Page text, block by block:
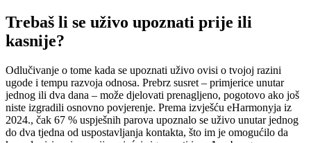
Trebaš li se uživo upoznati prije ili
kasnije?
Odlučivanje o tome kada se upoznati uživo ovisi o tvojoj razini
ugode i tempu razvoja odnosa. Prebrz susret – primjerice unutar
jednog ili dva dana – može djelovati prenagljeno, pogotovo ako još
niste izgradili osnovno povjerenje. Prema izvješću eHarmonyja iz
2024., čak 67 % uspješnih parova upoznalo se uživo unutar jednog
do dva tjedna od uspostavljanja kontakta, što im je omogućilo da